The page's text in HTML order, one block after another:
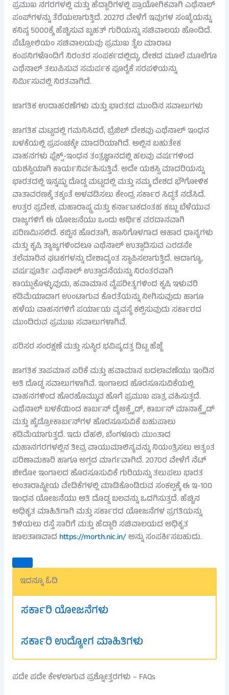
ಪ್ರಮುಖ ನಗರಗಳಲ್ಲಿ ಮತ್ತು ಹೆದ್ದಾರಿಗಳಲ್ಲಿ ಪ್ರಾಯೋಗಿಕವಾಗಿ ಎಥೆನಾಲ್
ಪಂಪ್‌ಗಳನ್ನು ತೆರೆಯಲಾಗುತ್ತಿದೆ. 2027ರ ವೇಳೆಗೆ ಇವುಗಳ ಸಂಖ್ಯೆಯನ್ನು
ಕನಿಷ್ಠ 5000ಕ್ಕೆ ಹೆಚ್ಚಿಸುವ ಬೃಹತ್ ಗುರಿಯನ್ನು ಸಚಿವಾಲಯ ಹೊಂದಿದೆ.
ಪೆಟ್ರೋಲಿಯಂ ಸಚಿವಾಲಯವು ಪ್ರಮುಖ ತೈಲ ಮಾರಾಟ
ಕಂಪನಿಗಳೊಂದಿಗೆ ನಿರಂತರ ಸಂಪರ್ಕದಲ್ಲಿದ್ದು, ದೇಶದ ಮೂಲೆ ಮೂಲೆಗೂ
ಎಥೆನಾಲ್ ತಲುಪಿಸುವ ಸಮರ್ಪಕ ಪೂರೈಕೆ ಸರಪಳಿಯನ್ನು
ನಿರ್ಮಿಸುವಲ್ಲಿ ನಿರತವಾಗಿದೆ.
ಜಾಗತಿಕ ಉದಾಹರಣೆಗಳು ಮತ್ತು ಭಾರತದ ಮುಂದಿನ ಸವಾಲುಗಳು
ಜಾಗತಿಕ ಮಟ್ಟದಲ್ಲಿ ಗಮನಿಸಿದರೆ, ಬ್ರೆಜಿಲ್ ದೇಶವು ಎಥೆನಾಲ್ ಇಂಧನ
ಬಳಕೆಯಲ್ಲಿ ಪ್ರಪಂಚಕ್ಕೇ ಮಾದರಿಯಾಗಿದೆ. ಅಲ್ಲಿನ ಬಹುತೇಕ
ವಾಹನಗಳು ಫ್ಲೆಕ್ಸ್-ಇಂಧನ ತಂತ್ರಜ್ಞಾನದಲ್ಲಿ ಹಲವು ವರ್ಷಗಳಿಂದ
ಯಶಸ್ವಿಯಾಗಿ ಕಾರ್ಯನಿರ್ವಹಿಸುತ್ತಿವೆ. ಅದೇ ಯಶಸ್ವಿ ಮಾದರಿಯನ್ನು
ಭಾರತದಲ್ಲಿ ಇನ್ನಷ್ಟು ದೊಡ್ಡ ಮಟ್ಟದಲ್ಲಿ ಮತ್ತು ನಮ್ಮ ದೇಶದ ಭೌಗೋಳಿಕ
ವಾತಾವರಣಕ್ಕೆ ತಕ್ಕಂತೆ ಅಳವಡಿಸಲು ಕೇಂದ್ರ ಸರ್ಕಾರ ಸಿದ್ಧತೆ ನಡೆಸಿದೆ.
ಉತ್ತರ ಪ್ರದೇಶ, ಮಹಾರಾಷ್ಟ್ರ ಮತ್ತು ಕರ್ನಾಟಕದಂತಹ ಕಬ್ಬು ಬೆಳೆಯುವ
ರಾಜ್ಯಗಳಿಗೆ ಈ ಯೋಜನೆಯು ಒಂದು ಆರ್ಥಿಕ ವರದಾನವಾಗಿ
ಪರಿಣಮಿಸಲಿದೆ. ಕಬ್ಬಿನ ಹೊರತಾಗಿ, ಹಾನಿಗೊಳಗಾದ ಆಹಾರ ಧಾನ್ಯಗಳು
ಮತ್ತು ಕೃಷಿ ತ್ಯಾಜ್ಯಗಳಿಂದಲೂ ಎಥೆನಾಲ್ ಉತ್ಪಾದಿಸುವ ಎರಡನೇ
ತಲೆಮಾರಿನ ಘಟಕಗಳನ್ನು ದೇಶಾದ್ಯಂತ ಸ್ಥಾಪಿಸಲಾಗುತ್ತಿದೆ. ಆದಾಗ್ಯೂ,
ವರ್ಷಪೂರ್ತಿ ಎಥೆನಾಲ್ ಉತ್ಪಾದನೆಯನ್ನು ನಿರಂತರವಾಗಿ
ಕಾಯ್ದುಕೊಳ್ಳುವುದು, ಹವಾಮಾನ ವೈಪರೀತ್ಯಗಳಿಂದ ಕೃಷಿ ಇಳುವರಿ
ಕಡಿಮೆಯಾದಾಗ ಉಂಟಾಗುವ ಕೊರತೆಯನ್ನು ನೀಗಿಸುವುದು ಹಾಗೂ
ಹಳೆಯ ವಾಹನಗಳಿಗೆ ಪರ್ಯಾಯ ವ್ಯವಸ್ಥೆ ಕಲ್ಪಿಸುವುದು ಸರ್ಕಾರದ
ಮುಂದಿರುವ ಪ್ರಮುಖ ಸವಾಲುಗಳಾಗಿವೆ.
ಪರಿಸರ ಸಂರಕ್ಷಣೆ ಮತ್ತು ಸುಸ್ಥಿರ ಭವಿಷ್ಯದತ್ತ ದಿಟ್ಟ ಹೆಜ್ಜೆ
ಜಾಗತಿಕ ತಾಪಮಾನ ಏರಿಕೆ ಮತ್ತು ಹವಾಮಾನ ಬದಲಾವಣೆಯು ಇಂದಿನ
ಅತಿ ದೊಡ್ಡ ಸವಾಲುಗಳಾಗಿವೆ. ಇಂಗಾಲದ ಹೊರಸೂಸುವಿಕೆಯಲ್ಲಿ
ವಾಹನಗಳಿಂದ ಹೊರಹೊಮ್ಮುವ ಹೊಗೆ ಪ್ರಮುಖ ಪಾತ್ರ ವಹಿಸುತ್ತದೆ.
ಎಥೆನಾಲ್ ಬಳಕೆಯಿಂದ ಕಾರ್ಬನ್ ಡೈಆಕ್ಸೈಡ್, ಕಾರ್ಬನ್ ಮಾನಾಕ್ಸೈಡ್
ಮತ್ತು ಹೈಡ್ರೋಕಾರ್ಬನ್‌ಗಳ ಹೊರಸೂಸುವಿಕೆ ಬಹುಪಾಲು
ಕಡಿಮೆಯಾಗುತ್ತದೆ. ಇದು ದೆಹಲಿ, ಬೆಂಗಳೂರು ಮುಂತಾದ
ಮಹಾನಗರಗಳಲ್ಲಿನ ತೀವ್ರ ವಾಯುಮಾಲಿನ್ಯವನ್ನು ನಿಯಂತ್ರಿಸಲು ಅತ್ಯಂತ
ಪರಿಣಾಮಕಾರಿ ಹಾಗೂ ಅಗ್ಗದ ಮಾರ್ಗವಾಗಿದೆ. 2070ರ ವೇಳೆಗೆ ನೆಟ್
ಜೀರೋ ಇಂಗಾಲದ ಹೊರಸೂಸುವಿಕೆ ಗುರಿಯನ್ನು ತಲುಪಲು ಭಾರತ
ಅಂತಾರಾಷ್ಟ್ರೀಯ ವೇದಿಕೆಗಳಲ್ಲಿ ಮಾಡಿಕೊಂಡಿರುವ ಸಂಕಲ್ಪಕ್ಕೆ ಈ ಇ-100
ಇಂಧನ ಯೋಜನೆಯು ಅತಿ ದೊಡ್ಡ ಬಲವನ್ನು ಒದಗಿಸುತ್ತದೆ. ಹೆಚ್ಚಿನ
ಅಧಿಕೃತ ಮಾಹಿತಿಗಾಗಿ ಮತ್ತು ಸರ್ಕಾರದ ಯೋಜನೆಗಳ ಪ್ರಗತಿಯನ್ನು
ತಿಳಿಯಲು ರಸ್ತೆ ಸಾರಿಗೆ ಮತ್ತು ಹೆದ್ದಾರಿ ಸಚಿವಾಲಯದ ಅಧಿಕೃತ
ಜಾಲತಾಣವಾದ https://morth.nic.in/ಅನ್ನು ಸಂಪರ್ಕಿಸಬಹುದು.
ಇದನ್ನೂ ಓದಿ
ಸರ್ಕಾರಿ ಯೋಜನೆಗಳು
ಸರ್ಕಾರಿ ಉದ್ಯೋಗ ಮಾಹಿತಿಗಳು
ಪದೇ ಪದೇ ಕೇಳಲಾಗುವ ಪ್ರಶ್ನೋತ್ತರಗಳು – FAQs